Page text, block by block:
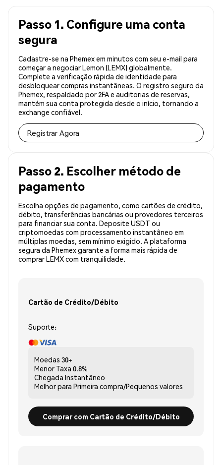
Passo 1. Configure uma conta
segura
Cadastre-se na Phemex em minutos com seu e-mail para
começar a negociar Lemon (LEMX) globalmente.
Complete a verificação rápida de identidade para
desbloquear compras instantâneas. O registro seguro da
Phemex, respaldado por 2FA e auditorias de reservas,
mantém sua conta protegida desde o início, tornando a
exchange confiável.
Registrar Agora
Passo 2. Escolher método de
pagamento
Escolha opções de pagamento, como cartões de crédito,
débito, transferências bancárias ou provedores terceiros
para financiar sua conta. Deposite USDT ou
criptomoedas com processamento instantâneo em
múltiplas moedas, sem mínimo exigido. A plataforma
segura da Phemex garante a forma mais rápida de
comprar LEMX com tranquilidade.
Cartão de Crédito/Débito
Suporte:
Moedas 30+
Menor Taxa 0.8%
Chegada Instantâneo
Melhor para Primeira compra/Pequenos valores
Comprar com Cartão de Crédito/Débito